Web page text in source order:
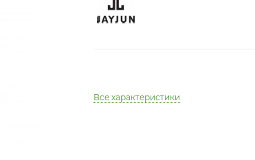
Все характеристики